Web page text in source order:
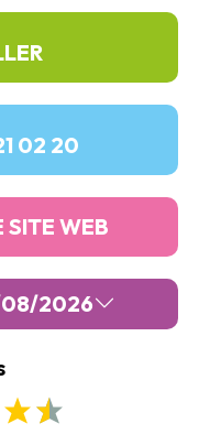
02 20
SITE WEB
2026